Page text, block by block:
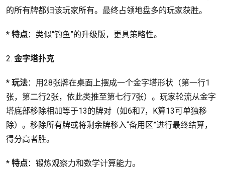
的所有牌都归该玩家所有。最终占领地盘多的玩家获胜。
* 特点：类似“钓鱼”的升级版，更具策略性。
2. 金字塔扑克
* 玩法：用28张牌在桌面上摆成一个金字塔形状（第一行1
张，第二行2张，依此类推至第七行7张）。玩家轮流从金字
塔底部移除相加等于13的牌对（如6和7，K算13可单独移
除）。移除所有牌或将剩余牌移入“备用区”进行最终结算，
得分高者胜。
* 特点：锻炼观察力和数学计算能力。